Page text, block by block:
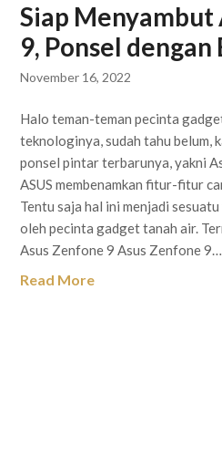
Siap Menyambut
9, Ponsel
November 16, 2022
Halo teman-teman pecinta
teknologinya, sudah tahu belum,
ponsel pintar terbarunya, yakni
ASUS membenamkan fitur-fitur
Tentu saja hal ini menjadi
oleh pecinta gadget tanah air.
Asus Zenfone 9 Asus Zenfone 9…
Read More